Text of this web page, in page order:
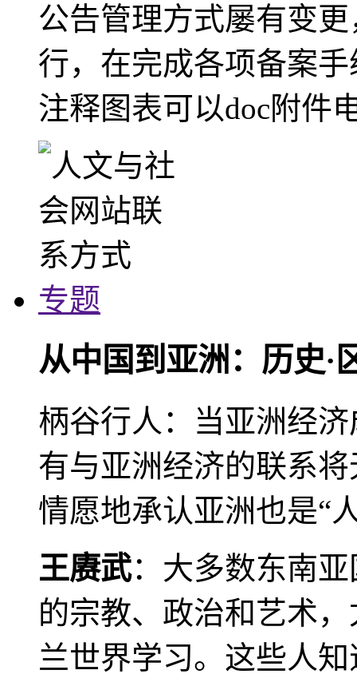
公告管理方式屡有变
行，在完成各项备案
注释图表可以doc附件
专题
从中国到亚洲：历史·
柄谷行人：当亚洲经
有与亚洲经济的联系
情愿地承认亚洲也是“
王赓武：大多数东南
的宗教、政治和艺术
兰世界学习。这些人